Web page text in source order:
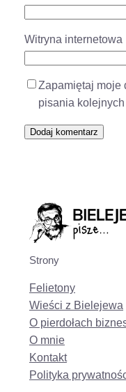
Witryna internetowa
Zapamiętaj moje
pisania
Strony
Felietony
Wieści z Bielejewa
O pierdołach
O mnie
Kontakt
Polityka